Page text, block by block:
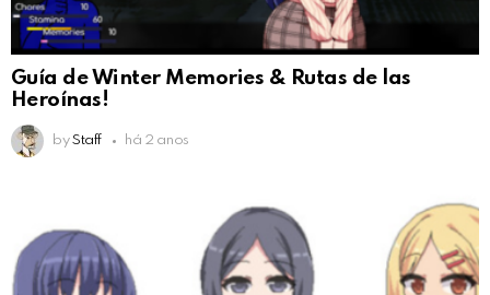
Guía de Winter Memories & Rutas de las
Heroínas!
by Staff há 2 anos